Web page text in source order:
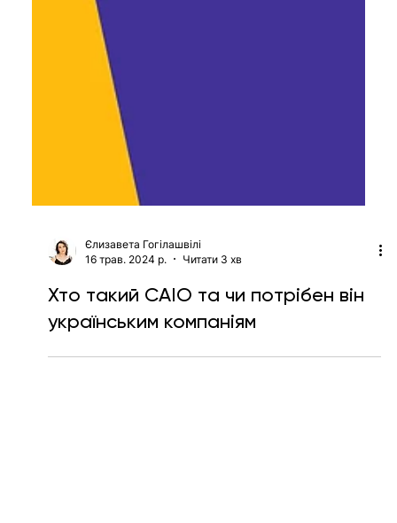
Єлизавета Гогілашвілі